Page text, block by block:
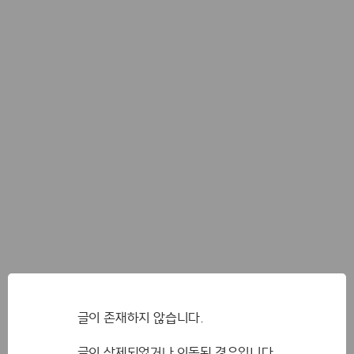
글이 존재하지 않습니다.